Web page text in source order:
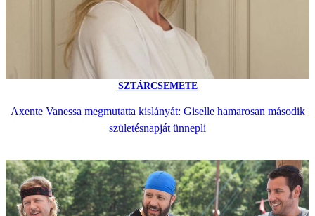
SZTÁRCSEMETE
Axente Vanessa megmutatta kislányát: Giselle hamarosan második
születésnapját ünnepli